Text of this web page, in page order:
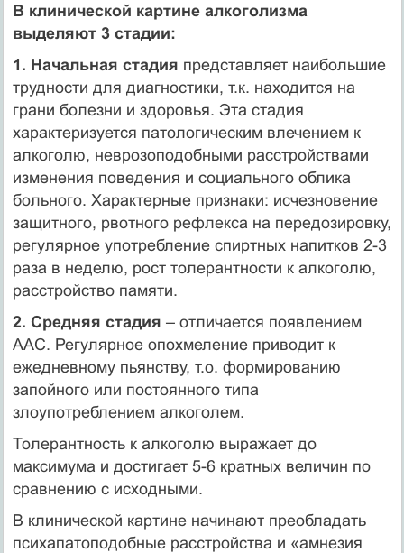
В клинической картине алкоголизма
выделяют 3 стадии:
1. Начальная стадия представляет наибольшие
трудности для диагностики, т.к. находится на
грани болезни и здоровья. Эта стадия
характеризуется патологическим влечением к
алкоголю, неврозоподобными расстройствами
изменения поведения и социального облика
больного. Характерные признаки: исчезновение
защитного, рвотного рефлекса на передозировку,
регулярное употребление спиртных напитков 2-3
раза в неделю, рост толерантности к алкоголю,
расстройство памяти.
2. Средняя стадия – отличается появлением
ААС. Регулярное опохмеление приводит к
ежедневному пьянству, т.о. формированию
запойного или постоянного типа
злоупотреблением алкоголем.
Толерантность к алкоголю выражает до
максимума и достигает 5-6 кратных величин по
сравнению с исходными.
В клинической картине начинают преобладать
психапатоподобные расстройства и «амнезия